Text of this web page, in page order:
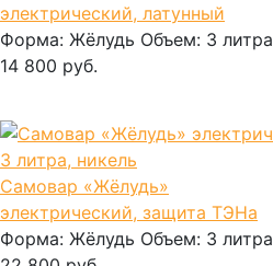
электрический, латунный
Форма: Жёлудь Объем: 3 литра
14 800 руб.
Самовар «Жёлудь»
электрический, защита ТЭНа
Форма: Жёлудь Объем: 3 литра